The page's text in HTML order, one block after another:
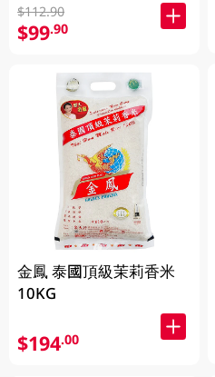
$112.90
$99.90
金鳳 泰國頂級茉莉香米
10KG
$194.00